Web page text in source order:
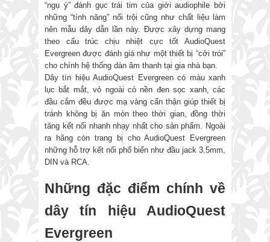
“ngụ ý” đánh gục trái tim của giới audiophile bởi
những “tính năng” nổi trội cũng như chất liệu làm
nên mẫu dây dẫn lần này. Được xây dựng mang
theo cấu trúc chịu nhiệt cực tốt AudioQuest
Evergreen được đánh giá như một thiết bị “cởi trói”
cho chính hệ thống dàn âm thanh tại gia nhà bạn.
Dây tín hiệu AudioQuest Evergreen có màu xanh
lục bắt mắt, vỏ ngoài có nền đen sọc xanh, các
đầu cắm đều được mạ vàng cẩn thận giúp thiết bị
tránh không bị ăn mòn theo thời gian, đồng thời
tăng kết nối nhanh nhạy nhất cho sản phẩm. Ngoài
ra hãng còn trang bị cho AudioQuest Evergreen
những hỗ trợ kết nối phổ biến như đầu jack 3.5mm,
DIN và RCA.
Những đặc điểm chính về
dây tín hiệu AudioQuest
Evergreen